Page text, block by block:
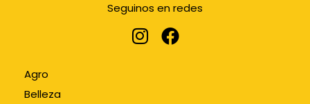
Seguinos en redes
Agro
Belleza